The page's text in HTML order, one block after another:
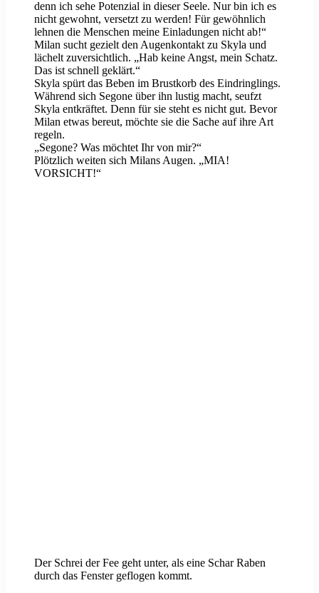
denn ich sehe Potenzial in dieser Seele. Nur bin ich es
nicht gewohnt, versetzt zu werden! Für gewöhnlich
lehnen die Menschen meine Einladungen nicht ab!“
Milan sucht gezielt den Augenkontakt zu Skyla und
lächelt zuversichtlich. „Hab keine Angst, mein Schatz.
Das ist schnell geklärt.“
Skyla spürt das Beben im Brustkorb des Eindringlings.
Während sich Segone über ihn lustig macht, seufzt
Skyla entkräftet. Denn für sie steht es nicht gut. Bevor
Milan etwas bereut, möchte sie die Sache auf ihre Art
regeln.
„Segone? Was möchtet Ihr von mir?“
Plötzlich weiten sich Milans Augen. „MIA!
VORSICHT!“
Der Schrei der Fee geht unter, als eine Schar Raben
durch das Fenster geflogen kommt.